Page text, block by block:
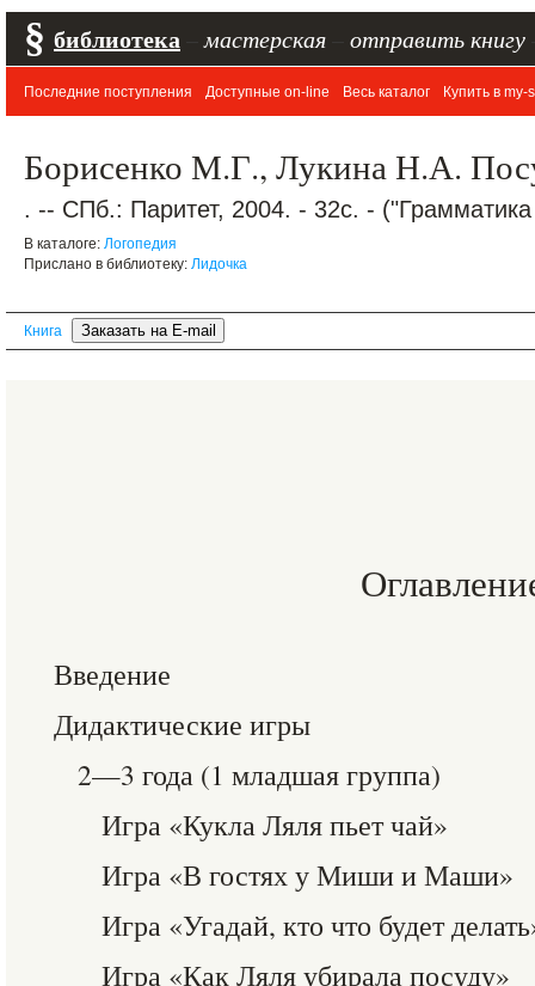
§ библиотека мастерская отправить книгу
Последние поступления Доступные on-line Весь каталог Купить в my-
Борисенко М.Г., Лукина Н.А.
. -- СПб.: Паритет, 2004. - 32с. - ("Грамматика
В каталоге: Логопедия
Прислано в библиотеку: Лидочка
Книга
Введение
Дидактические игры
2—3 года (1 младшая группа)
Игра «Кукла Ляля пьет чай»
Игра «В гостях у Миши и Маши»
Игра «Угадай, кто что будет
Игра «Как Ляля убирала посуду»